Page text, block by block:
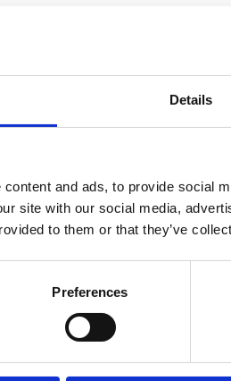
Details
and ads, to provide social
site with our social media,
to them or that they’ve
Preferences
in